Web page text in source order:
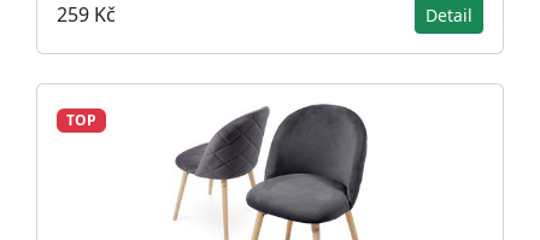
259 Kč Detail
TOP